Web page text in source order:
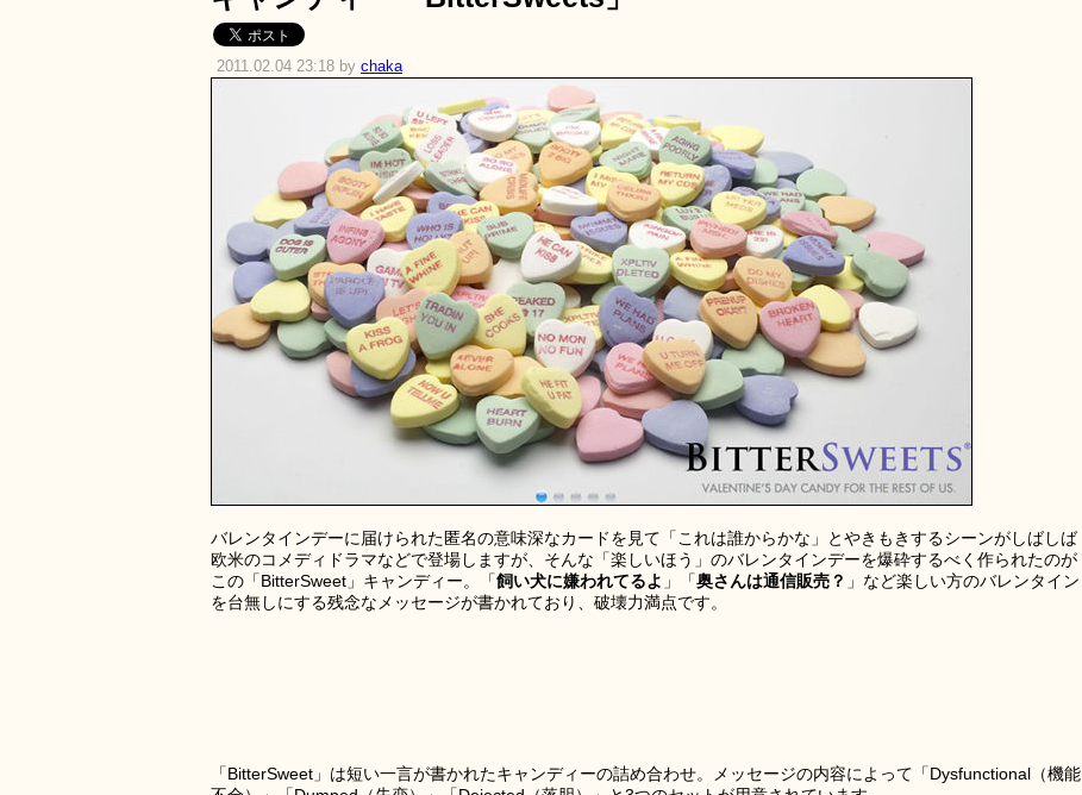
2011.02.04 23:18 by chaka
バレンタインデーに届けられた匿名の意味深なカードを見て「これは誰からかな」とやきもきするシーンがしばしば
欧米のコメディドラマなどで登場しますが、そんな「楽しいほう」のバレンタインデーを爆砕するべく作られたのが
この「BitterSweet」キャンディー。「飼い犬に嫌われてるよ 」「奥さんは通信販売？ 」など楽しい方のバレンタイン
を台無しにする残念なメッセージが書かれており、破壊力満点です。
「BitterSweet」は短い一言が書かれたキャンディーの詰め合わせ。メッセージの内容によって「Dysfunctional（機能